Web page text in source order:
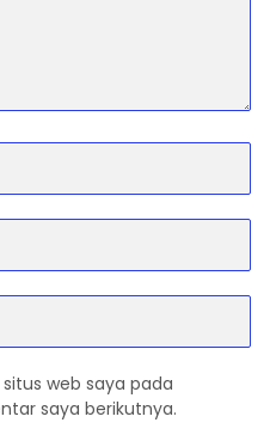
web saya pada
saya berikutnya.